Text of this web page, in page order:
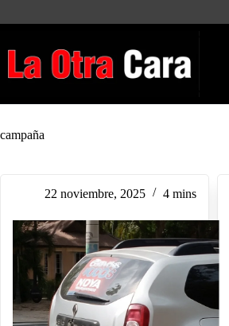
campaña
22 noviembre, 2025 4 mins